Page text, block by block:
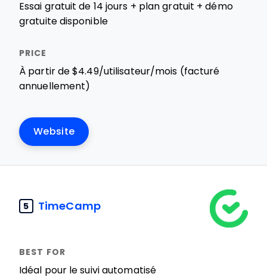
Essai gratuit de 14 jours + plan gratuit + démo
gratuite disponible
À partir de $4.49/utilisateur/mois (facturé
annuellement)
Website
5 TimeCamp
Idéal pour le suivi automatisé